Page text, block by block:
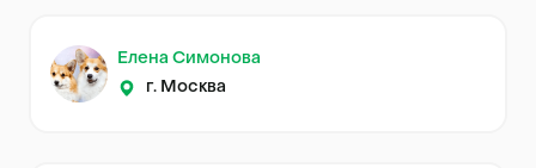
Елена Симонова
г. Москва